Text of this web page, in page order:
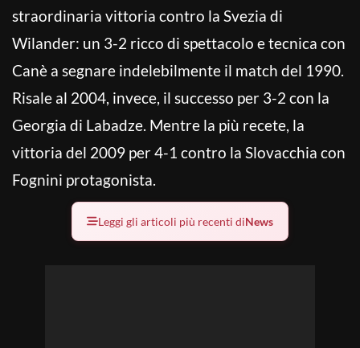
straordinaria vittoria contro la Svezia di
Wilander: un 3-2 ricco di spettacolo e tecnica con
Canè a segnare indelebilmente il match del 1990.
Risale al 2004, invece, il successo per 3-2 con la
Georgia di Labadze. Mentre la più recete, la
vittoria del 2009 per 4-1 contro la Slovacchia con
Fognini protagonista.
Leggi gli articoli più recenti diNews